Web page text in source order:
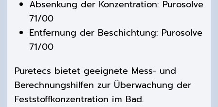
Absenkung der Konzentration: Purosolve
71/00
Entfernung der Beschichtung: Purosolve
71/00
Puretecs bietet geeignete Mess- und
Berechnungshilfen zur Überwachung der
Feststoffkonzentration im Bad.